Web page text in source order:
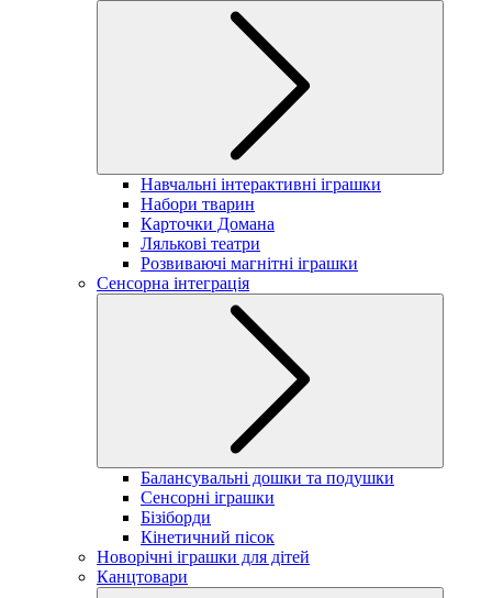
Навчальні інтерактивні іграшки
Набори тварин
Карточки Домана
Лялькові театри
Розвиваючі магнітні іграшки
Сенсорна інтеграція
Балансувальні дошки та подушки
Сенсорні іграшки
Бізіборди
Кінетичний пісок
Новорічні іграшки для дітей
Канцтовари